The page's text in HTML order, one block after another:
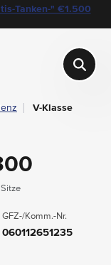
Tanken-" €1.500
V-Klasse
GFZ-/Komm.-Nr.
060112651235